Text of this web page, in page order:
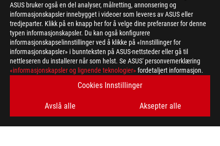
ASUS bruker også en del analyser, målretting, annonsering og
informasjonskapsler innebygget i videoer som leveres av ASUS eller
tredjeparter. Klikk på en knapp her for å velge dine preferanser for denne
typen informasjonskapsler. Du kan også konfigurere
informasjonskapselinnstillinger ved å klikke på «Innstillinger for
informasjonskapsler» i bunnteksten på ASUS-nettsteder eller gå til
nettleseren du installerer når som helst. Se ASUS' personvernerklæring
«informasjonskapsler og lignende teknologier»fordetaljert informasjon.
Cookies Innstillinger
Avslå alle Aksepter alle
ASUS
Footer
> GAMING MONITORS > MONITORS FILTER